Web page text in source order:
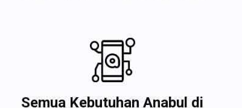
Semua Kebutuhan Anabul di